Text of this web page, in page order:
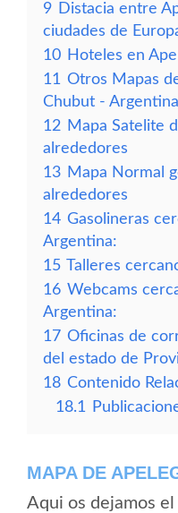
9 Distacia entre
ciudades de
10 Hoteles en
11 Otros Mapas
Chubut - Argentina
12 Mapa Satelite
alrededores
13 Mapa Normal
alrededores
14 Gasolineras
Argentina:
15 Talleres
16 Webcams
Argentina:
17 Oficinas de
del estado de
18 Contenido
18.1
MAPA DE
Aqui os dejamos